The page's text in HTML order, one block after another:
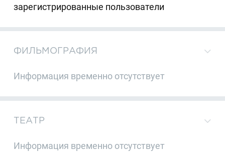
зарегистрированные пользователи
ФИЛЬМОГРАФИЯ
Информация временно отсутствует
ТЕАТР
Информация временно отсутствует